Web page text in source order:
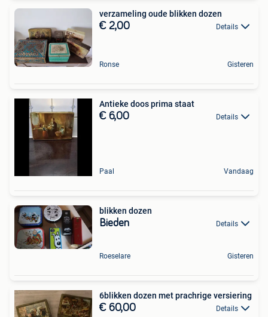
verzameling oude blikken dozen
€ 2,00 Details
Ronse Gisteren
Antieke doos prima staat
€ 6,00 Details
Paal Vandaag
blikken dozen
Bieden Details
Roeselare Gisteren
6blikken dozen met prachrige versiering
€ 60,00 Details